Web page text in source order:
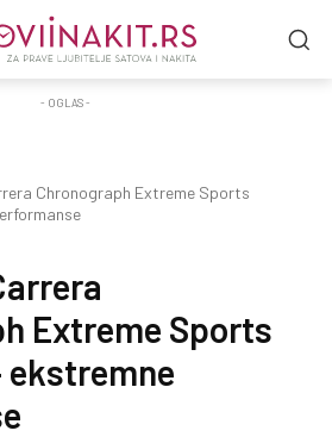
- OGLAS -
Chronograph Extreme Sports
Extreme Sports
ekstremne